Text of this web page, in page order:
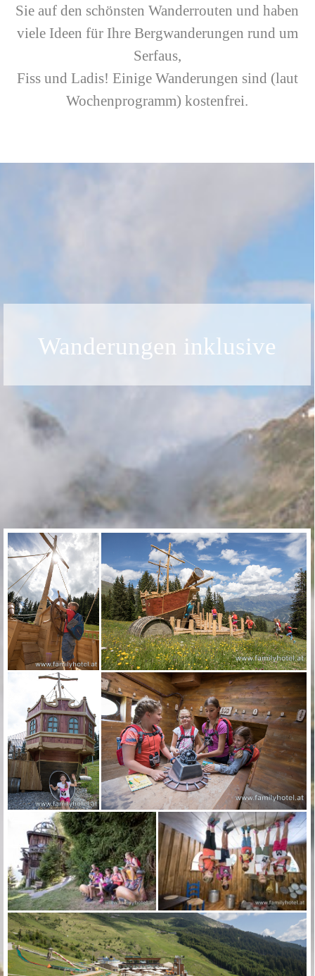
Sie auf den schönsten Wanderrouten und haben
viele Ideen für Ihre Bergwanderungen rund um
Serfaus,
Fiss und Ladis! Einige Wanderungen sind (laut
Wochenprogramm) kostenfrei.
Wanderungen inklusive